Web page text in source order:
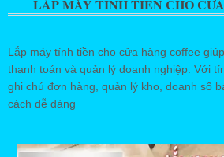
LẮP MÁY TÍNH TIỀN CHO
Lắp máy tính tiền cho cửa hàng coffee
thanh toán và quản lý doanh nghiệp. Với
ghi chú đơn hàng, quản lý kho, doanh số
cách dễ dàng